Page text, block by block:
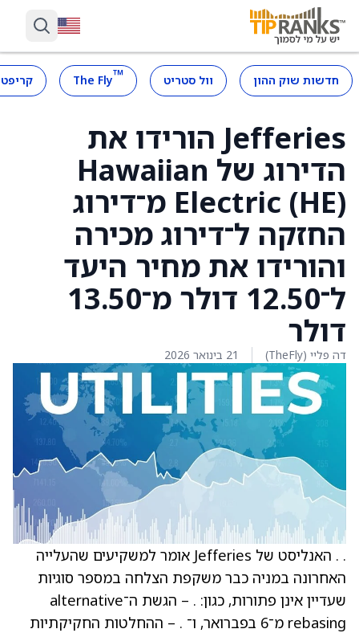
חדשות שוק ההון וול סטריט ™
The Fly
Jefferies הורידו את
הדירוג של Hawaiian
Electric (HE) מ־דירוג
החזקה ל־דירוג מכירה
והורידו את מחיר היעד
ל־12.50 דולר מ־13.50
דולר
דה פליי (TheFly) 21 בינואר 2026
. . האנליסט של Jefferies אומר למשקיעים שהעלייה
האחרונה במניה כבר משקפת הצלחה במספר סוגיות
שעדיין אינן פתורות, כגון: . – הגשת ה־alternative
rebasing מ־6 בפברואר, ו־ . – ההחלטות החקיקתיות